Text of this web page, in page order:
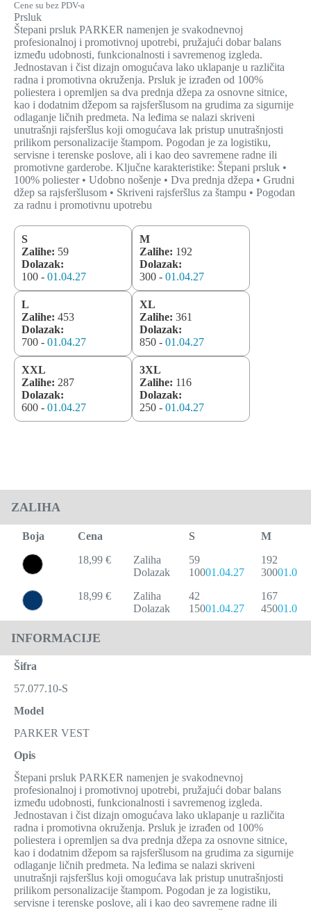
Cene su bez PDV-a
Prsluk
Štepani prsluk PARKER namenjen je svakodnevnoj
profesionalnoj i promotivnoj upotrebi, pružajući dobar balans
između udobnosti, funkcionalnosti i savremenog izgleda.
Jednostavan i čist dizajn omogućava lako uklapanje u različita
radna i promotivna okruženja. Prsluk je izrađen od 100%
poliestera i opremljen sa dva prednja džepa za osnovne sitnice,
kao i dodatnim džepom sa rajsferšlusom na grudima za sigurnije
odlaganje ličnih predmeta. Na leđima se nalazi skriveni
unutrašnji rajsferšlus koji omogućava lak pristup unutrašnjosti
prilikom personalizacije štampom. Pogodan je za logistiku,
servisne i terenske poslove, ali i kao deo savremene radne ili
promotivne garderobe. Ključne karakteristike: Štepani prsluk •
100% poliester • Udobno nošenje • Dva prednja džepa • Grudni
džep sa rajsferšlusom • Skriveni rajsferšlus za štampu • Pogodan
za radnu i promotivnu upotrebu
S
Zalihe: 59
Dolazak:
100 - 01.04.27
M
Zalihe: 192
Dolazak:
300 - 01.04.27
L
Zalihe: 453
Dolazak:
700 - 01.04.27
XL
Zalihe: 361
Dolazak:
850 - 01.04.27
XXL
Zalihe: 287
Dolazak:
600 - 01.04.27
3XL
Zalihe: 116
Dolazak:
250 - 01.04.27
ZALIHA
Boja Cena S
M
18,99 €
Zaliha
Dolazak
59
10001.04.27
192
300
18,99 €
Zaliha
Dolazak
42
15001.04.27
167
450
INFORMACIJE
Šifra
57.077.10-S
Model
PARKER VEST
Opis
Štepani prsluk PARKER namenjen je svakodnevnoj
profesionalnoj i promotivnoj upotrebi, pružajući dobar balans
između udobnosti, funkcionalnosti i savremenog izgleda.
Jednostavan i čist dizajn omogućava lako uklapanje u različita
radna i promotivna okruženja. Prsluk je izrađen od 100%
poliestera i opremljen sa dva prednja džepa za osnovne sitnice,
kao i dodatnim džepom sa rajsferšlusom na grudima za sigurnije
odlaganje ličnih predmeta. Na leđima se nalazi skriveni
unutrašnji rajsferšlus koji omogućava lak pristup unutrašnjosti
prilikom personalizacije štampom. Pogodan je za logistiku,
servisne i terenske poslove, ali i kao deo savremene radne ili